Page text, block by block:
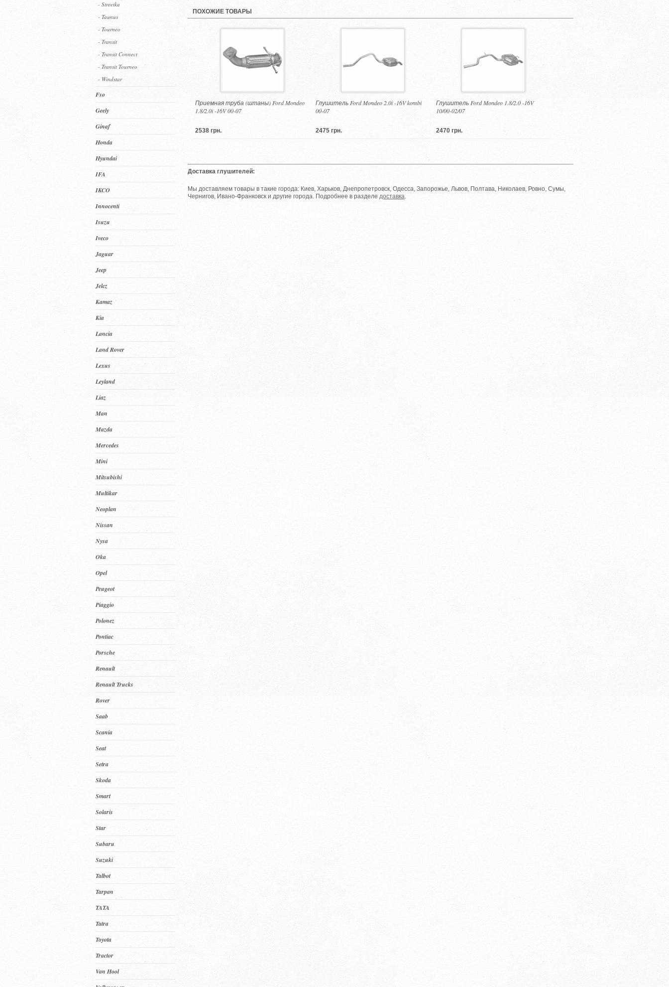
- Streetka
- Taunus
- Tourneo
- Transit
- Transit Connect
- Transit Tourneo
- Windstar
Fso
Geely
Ginaf
Honda
Hyundai
IFA
IKCO
Innocenti
Isuzu
Iveco
Jaguar
Jeep
Jelcz
Kamaz
Kia
Lancia
Land Rover
Lexus
Leyland
Liaz
Man
Mazda
Mercedes
Mini
Mitsubishi
Multikar
Neoplan
Nissan
Nysa
Oka
Opel
Peugeot
Piaggio
Polonez
Pontiac
Porsche
Renault
Renault Trucks
Rover
Saab
Scania
Seat
Setra
Skoda
Smart
Solaris
Star
Subaru
Suzuki
Talbot
Tarpan
TATA
Tatra
Toyota
Tractor
Van Hool
ПОХОЖИЕ ТОВАРЫ
Приемная труба (штаны) Ford Mondeo
1.8/2.0i -16V 00-07
2538 грн.
Глушитель Ford Mondeo 2.0i -16V kombi
00-07
2475 грн.
Глушитель Ford Mondeo 1.8/2.0 -16V
10/00-02/07
2470 грн.
Доставка глушителей:
Мы доставляем товары в такие города: Киев, Харьков, Днепропетровск, Одесса, Запорожье, Львов, Полтава, Николаев, Ровно, Сумы,
Чернигов, Ивано-Франковск и другие города. Подробнее в разделе доставка